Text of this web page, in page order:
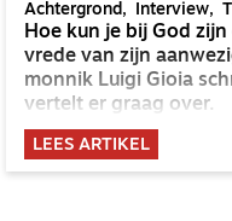
Achtergrond Interview
Hoe kun je bij God
vrede van zijn
monnik Luigi Gioia
vertelt er graag over.
LEES ARTIKEL